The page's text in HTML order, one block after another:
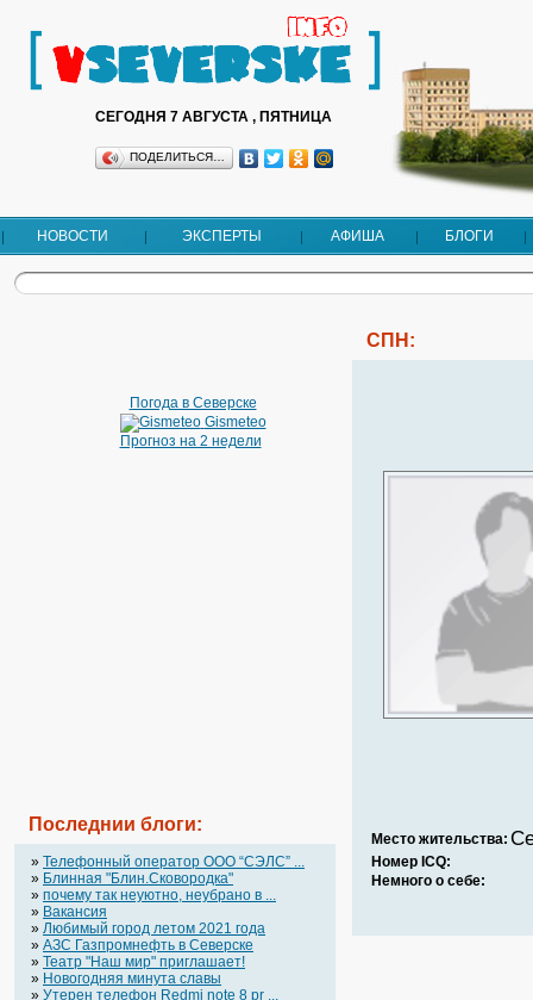
СЕГОДНЯ 7 АВГУСТА , ПЯТНИЦА
ПОДЕЛИТЬСЯ…
НОВОСТИ ЭКСПЕРТЫ АФИША БЛОГИ
Погода в Северске
Gismeteo
Прогноз на 2 недели
Последнии блоги:
» Телефонный оператор OOO “СЭЛС” ...
» Блинная "Блин.Сковородка"
» почему так неуютно, неубрано в ...
» Вакансия
» Любимый город летом 2021 года
» АЗС Газпромнефть в Северске
» Театр "Наш мир" приглашает!
» Новогодняя минута славы
» Утерен телефон Redmi note 8 pr ...
СПН:
Место жительства:
Номер ICQ:
Немного о себе: